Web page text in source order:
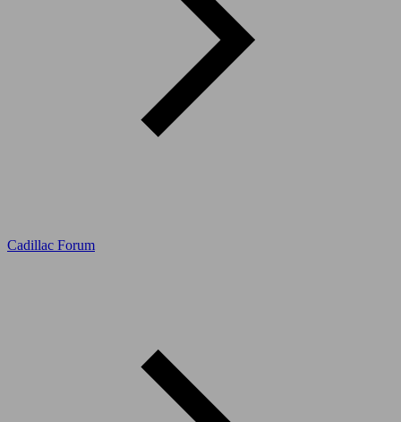
Cadillac Forum